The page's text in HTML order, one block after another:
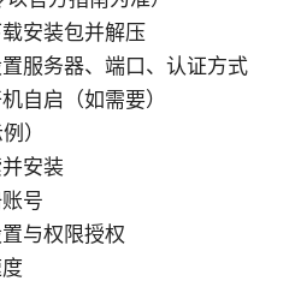
安装包并解压
服务器、端口、认证方式
自启（如需要）
）
安装
号
与权限授权